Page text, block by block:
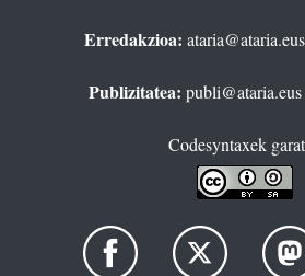
Erredakzioa: ataria@ataria.eus
Publizitatea: publi@ataria.eus
Codesyntaxek